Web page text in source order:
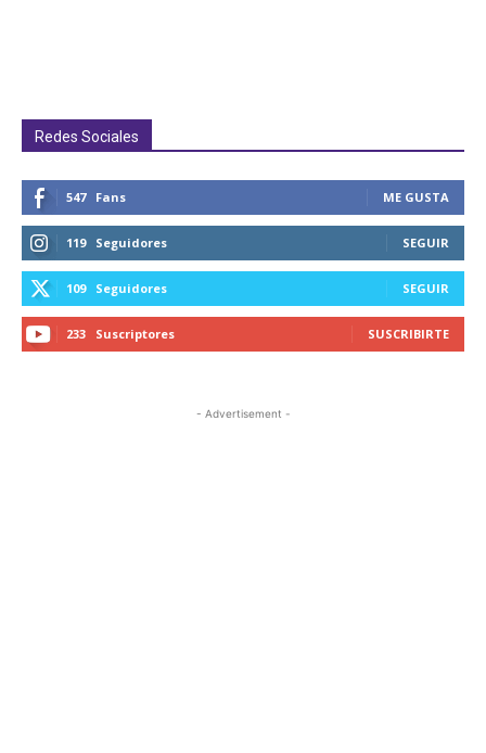
Redes Sociales
547 Fans ME GUSTA
119 Seguidores SEGUIR
109 Seguidores SEGUIR
233 Suscriptores SUSCRIBIRTE
- Advertisement -